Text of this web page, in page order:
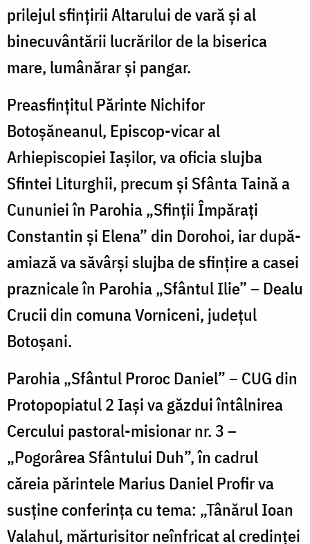
prilejul sfințirii Altarului de vară și al
binecuvântării lucrărilor de la biserica
mare, lumânărar și pangar.
Preasfințitul Părinte Nichifor
Botoșăneanul, Episcop-vicar al
Arhiepiscopiei Iașilor, va oficia slujba
Sfintei Liturghii, precum și Sfânta Taină a
Cununiei în Parohia „Sfinții Împărați
Constantin și Elena” din Dorohoi, iar după-
amiază va săvârși slujba de sfințire a casei
praznicale în Parohia „Sfântul Ilie” – Dealu
Crucii din comuna Vorniceni, județul
Botoșani.
Parohia „Sfântul Proroc Daniel” – CUG din
Protopopiatul 2 Iaşi va găzdui întâlnirea
Cercului pastoral-misionar nr. 3 –
„Pogorârea Sfântului Duh”, în cadrul
căreia părintele Marius Daniel Profir va
susține conferința cu tema: „Tânărul Ioan
Valahul, mărturisitor neînfricat al credinței